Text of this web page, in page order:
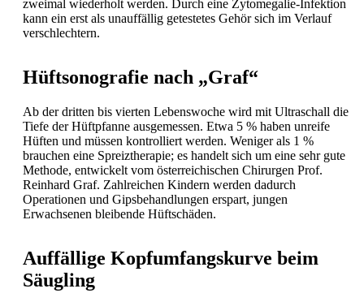
zweimal wiederholt werden. Durch eine Zytomegalie-Infektion
kann ein erst als unauffällig getestetes Gehör sich im Verlauf
verschlechtern.
Hüftsonografie nach „Graf“
Ab der dritten bis vierten Lebenswoche wird mit Ultraschall die
Tiefe der Hüftpfanne ausgemessen. Etwa 5 % haben unreife
Hüften und müssen kontrolliert werden. Weniger als 1 %
brauchen eine Spreiztherapie; es handelt sich um eine sehr gute
Methode, entwickelt vom österreichischen Chirurgen Prof.
Reinhard Graf. Zahlreichen Kindern werden dadurch
Operationen und Gipsbehandlungen erspart, jungen
Erwachsenen bleibende Hüftschäden.
Auffällige Kopfumfangskurve beim
Säugling